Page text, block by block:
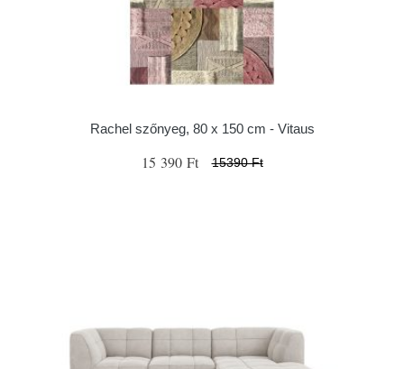
Rachel szőnyeg, 80 x 150 cm - Vitaus
15 390 Ft 15390 Ft